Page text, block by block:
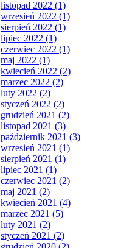
listopad 2022 (1)
wrzesień 2022 (1)
sierpień 2022 (1)
lipiec 2022 (1)
czerwiec 2022 (1)
maj 2022 (1)
kwiecień 2022 (2)
marzec 2022 (2)
luty 2022 (2)
styczeń 2022 (2)
grudzień 2021 (2)
listopad 2021 (3)
październik 2021 (3)
wrzesień 2021 (1)
sierpień 2021 (1)
lipiec 2021 (1)
czerwiec 2021 (2)
maj 2021 (2)
kwiecień 2021 (4)
marzec 2021 (5)
luty 2021 (2)
styczeń 2021 (2)